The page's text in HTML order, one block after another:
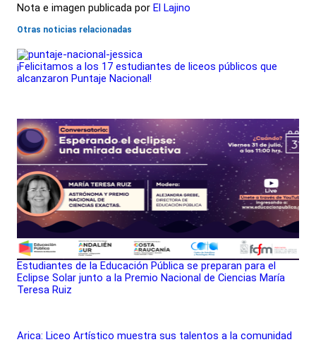
Nota e imagen publicada por El Lajino
Otras noticias relacionadas
¡Felicitamos a los 17 estudiantes de liceos públicos que
alcanzaron Puntaje Nacional!
Estudiantes de la Educación Pública se preparan para el
Eclipse Solar junto a la Premio Nacional de Ciencias María
Teresa Ruiz
Arica: Liceo Artístico muestra sus talentos a la comunidad